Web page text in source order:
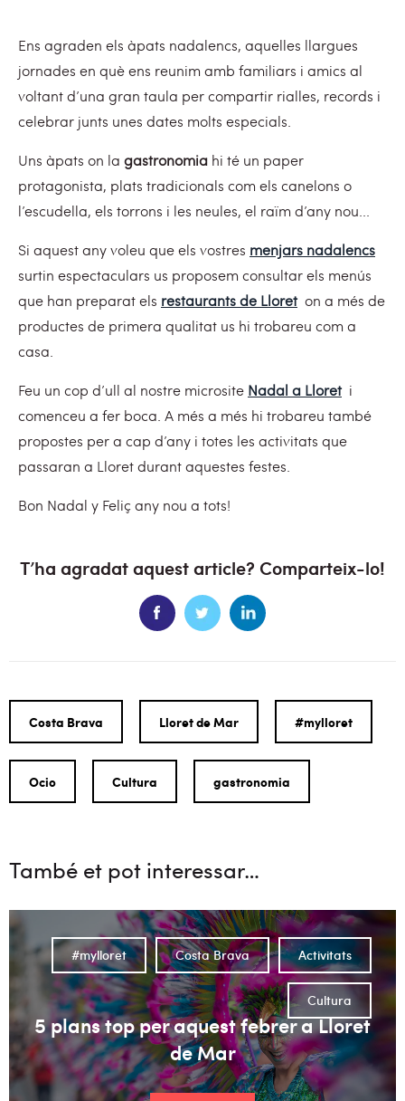
Ens agraden els àpats nadalencs, aquelles llargues
jornades en què ens reunim amb familiars i amics al
voltant d’una gran taula per compartir rialles, records i
celebrar junts unes dates molts especials.
Uns àpats on la gastronomia hi té un paper
protagonista, plats tradicionals com els canelons o
l’escudella, els torrons i les neules, el raïm d’any nou...
Si aquest any voleu que els vostres menjars nadalencs
surtin espectaculars us proposem consultar els menús
que han preparat els restaurants de Lloret on a més de
productes de primera qualitat us hi trobareu com a
casa.
Feu un cop d’ull al nostre microsite Nadal a Lloret i
comenceu a fer boca. A més a més hi trobareu també
propostes per a cap d’any i totes les activitats que
passaran a Lloret durant aquestes festes.
Bon Nadal y Feliç any nou a tots!
T’ha agradat aquest article? Comparteix-lo!
Costa Brava Lloret de Mar #mylloret
Ocio Cultura gastronomia
També et pot interessar…
5 plans top per aquest febrer a Lloret
de Mar
Activitats
Costa Brava
#mylloret
Cultura